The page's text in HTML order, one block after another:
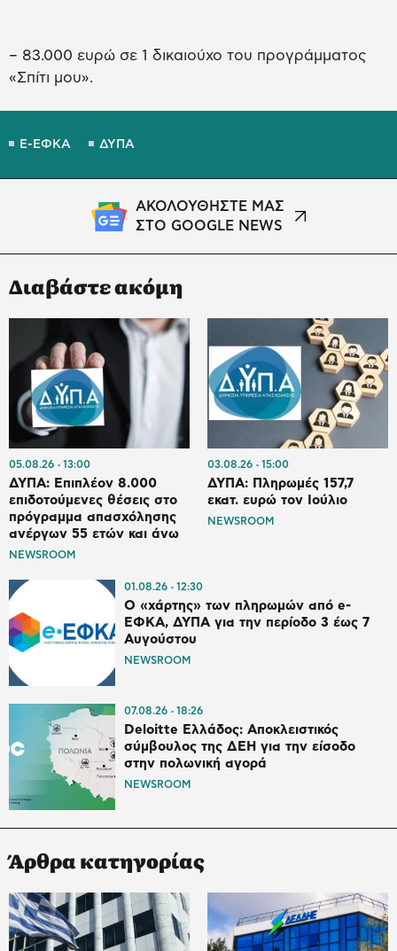
– 83.000 ευρώ σε 1 δικαιούχο του προγράμματος
«Σπίτι μου».
E-ΕΦΚΑ ΔΥΠΑ
ΑΚΟΛΟΥΘΗΣΤΕ ΜΑΣ
ΣΤΟ GOOGLE NEWS
Διαβάστε ακόμη
05.08.26 13:00
ΔΥΠΑ: Επιπλέον 8.000
επιδοτούμενες θέσεις στο
πρόγραμμα απασχόλησης
ανέργων 55 ετών και άνω
NEWSROOM
03.08.26 15:00
ΔΥΠΑ: Πληρωμές 157,7
εκατ. ευρώ τον Ιούλιο
NEWSROOM
01.08.26 12:30
Ο «χάρτης» των πληρωμών από e-
ΕΦΚΑ, ΔΥΠΑ για την περίοδο 3 έως 7
Αυγούστου
NEWSROOM
07.08.26 18:26
Deloitte Ελλάδος: Αποκλειστικός
σύμβουλος της ΔΕΗ για την είσοδο
στην πολωνική αγορά
NEWSROOM
Άρθρα κατηγορίας